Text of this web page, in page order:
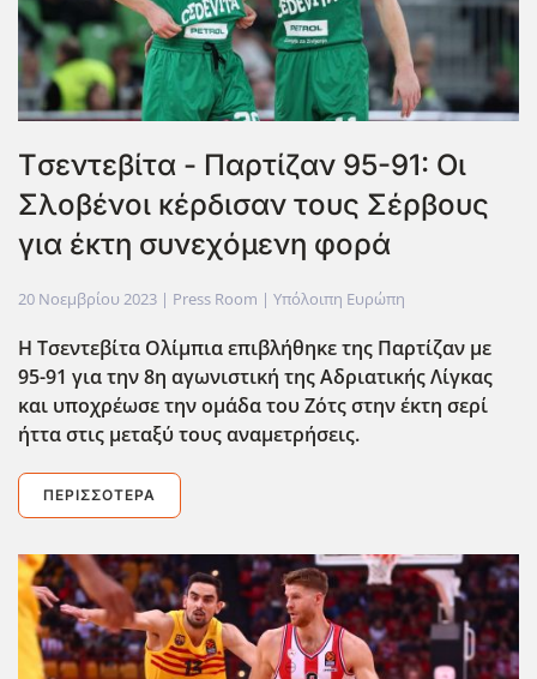
Tσεντεβίτα - Παρτίζαν 95-91: Οι
Σλοβένοι κέρδισαν τους Σέρβους
για έκτη συνεχόμενη φορά
20 Νοεμβρίου 2023 | Press Room | Υπόλοιπη Ευρώπη
Η Τσεντεβίτα Ολίμπια επιβλήθηκε της Παρτίζαν με
95-91 για την 8η αγωνιστική της Αδριατικής Λίγκας
και υποχρέωσε την ομάδα του Ζότς στην έκτη σερί
ήττα στις μεταξύ τους αναμετρήσεις.
ΠΕΡΙΣΣΌΤΕΡΑ